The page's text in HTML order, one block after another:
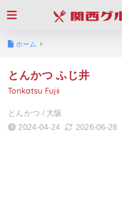
ホーム
とんかつ ふじ井
Tonkatsu Fujii
とんかつ / 大阪
2024-04-24
2026-06-28